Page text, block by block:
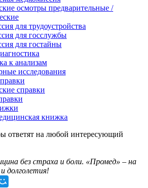
осмотры предварительные /
для трудоустройства
для госслужбы
для гостайны
к анализам
исследования
справки
книжка
ответят на любой интересующий
без страха и боли. «Промед» – на
долголетия!